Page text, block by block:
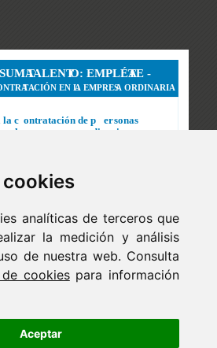
analíticas de terceros que
la medición y análisis
de nuestra web. Consulta
cookiespara información
Aceptar